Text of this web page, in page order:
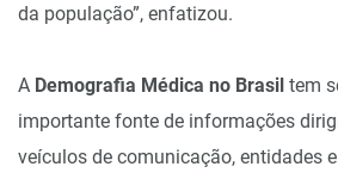
da população”, enfatizou.
A Demografia Médica no Brasil tem
importante fonte de informações
veículos de comunicação, entidades